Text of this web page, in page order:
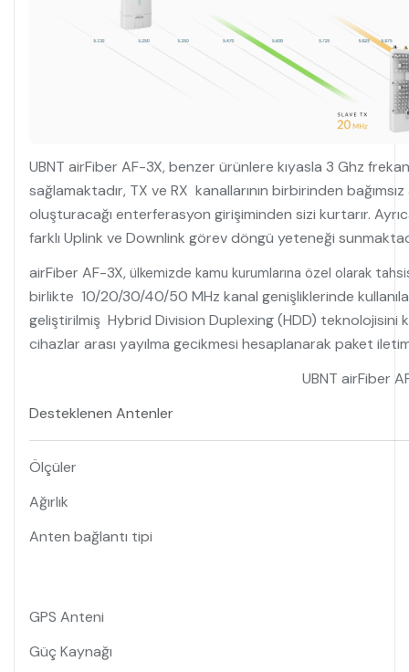
UBNT airFiber AF-3X, benzer ürünlere kıyasla 3 Ghz
sağlamaktadır, TX ve RX kanallarının birbirinden
oluşturacağı enterferasyon girişiminden sizi kurtarır.
farklı Uplink ve Downlink görev döngü yeteneği
airFiber AF-3X, ülkemizde kamu kurumlarına özel olarak
birlikte 10/20/30/40/50 MHz kanal genişliklerinde
geliştirilmiş Hybrid Division Duplexing (HDD) teknolojisini
cihazlar arası yayılma gecikmesi hesaplanarak paket
Desteklenen Antenler
UBNT airFiber
Ölçüler
Ağırlık
Anten bağlantı tipi
GPS Anteni
Güç Kaynağı